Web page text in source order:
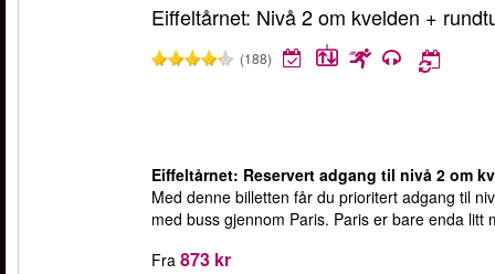
Eiffeltårnet: Nivå 2 om kvelden +
(188)
Eiffeltårnet: Reservert adgang til nivå 2 om
Med denne billetten får du prioritert adgang til
med buss gjennom Paris. Paris er bare enda litt
Fra 873 kr